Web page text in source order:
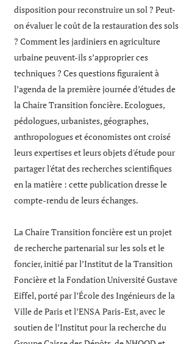
disposition pour reconstruire un sol ? Peut-
on évaluer le coût de la restauration des sols
? Comment les jardiniers en agriculture
urbaine peuvent-ils s’approprier ces
techniques ? Ces questions figuraient à
l’agenda de la première journée d’études de
la Chaire Transition foncière. Ecologues,
pédologues, urbanistes, géographes,
anthropologues et économistes ont croisé
leurs expertises et leurs objets d'étude pour
partager l'état des recherches scientifiques
en la matière : cette publication dresse le
compte-rendu de leurs échanges.
La Chaire Transition foncière est un projet
de recherche partenarial sur les sols et le
foncier, initié par l’Institut de la Transition
Foncière et la Fondation Université Gustave
Eiffel, porté par l’École des Ingénieurs de la
Ville de Paris et l’ENSA Paris-Est, avec le
soutien de l’Institut pour la recherche du